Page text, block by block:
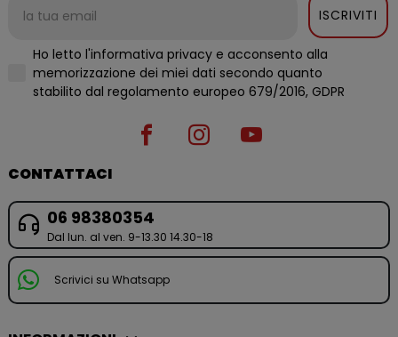
ISCRIVITI
Ho letto l'informativa privacy e acconsento alla
memorizzazione dei miei dati secondo quanto
stabilito dal regolamento europeo 679/2016, GDPR
CONTATTACI
06 98380354
Dal lun. al ven. 9-13.30 14.30-18
Scrivici su Whatsapp